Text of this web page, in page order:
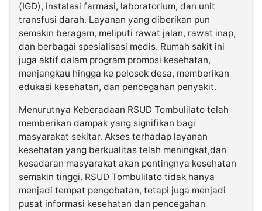
(IGD), instalasi farmasi, laboratorium, dan unit
transfusi darah. Layanan yang diberikan pun
semakin beragam, meliputi rawat jalan, rawat inap,
dan berbagai spesialisasi medis. Rumah sakit ini
juga aktif dalam program promosi kesehatan,
menjangkau hingga ke pelosok desa, memberikan
edukasi kesehatan, dan pencegahan penyakit.
Menurutnya Keberadaan RSUD Tombulilato telah
memberikan dampak yang signifikan bagi
masyarakat sekitar. Akses terhadap layanan
kesehatan yang berkualitas telah meningkat,dan
kesadaran masyarakat akan pentingnya kesehatan
semakin tinggi. RSUD Tombulilato tidak hanya
menjadi tempat pengobatan, tetapi juga menjadi
pusat informasi kesehatan dan pencegahan